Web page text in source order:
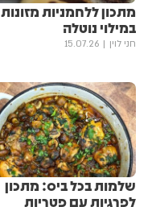
מתכון ללחמניות מזונות
במילוי נוטלה
חני לוין 15.07.26
שלמות בכל ביס: מתכון
לפרגיות עם פטריות